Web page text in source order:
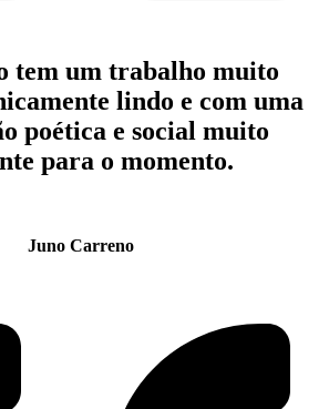
tem um trabalho muito
lindo e com uma
poética e social muito
para o momento.
Juno Carreno